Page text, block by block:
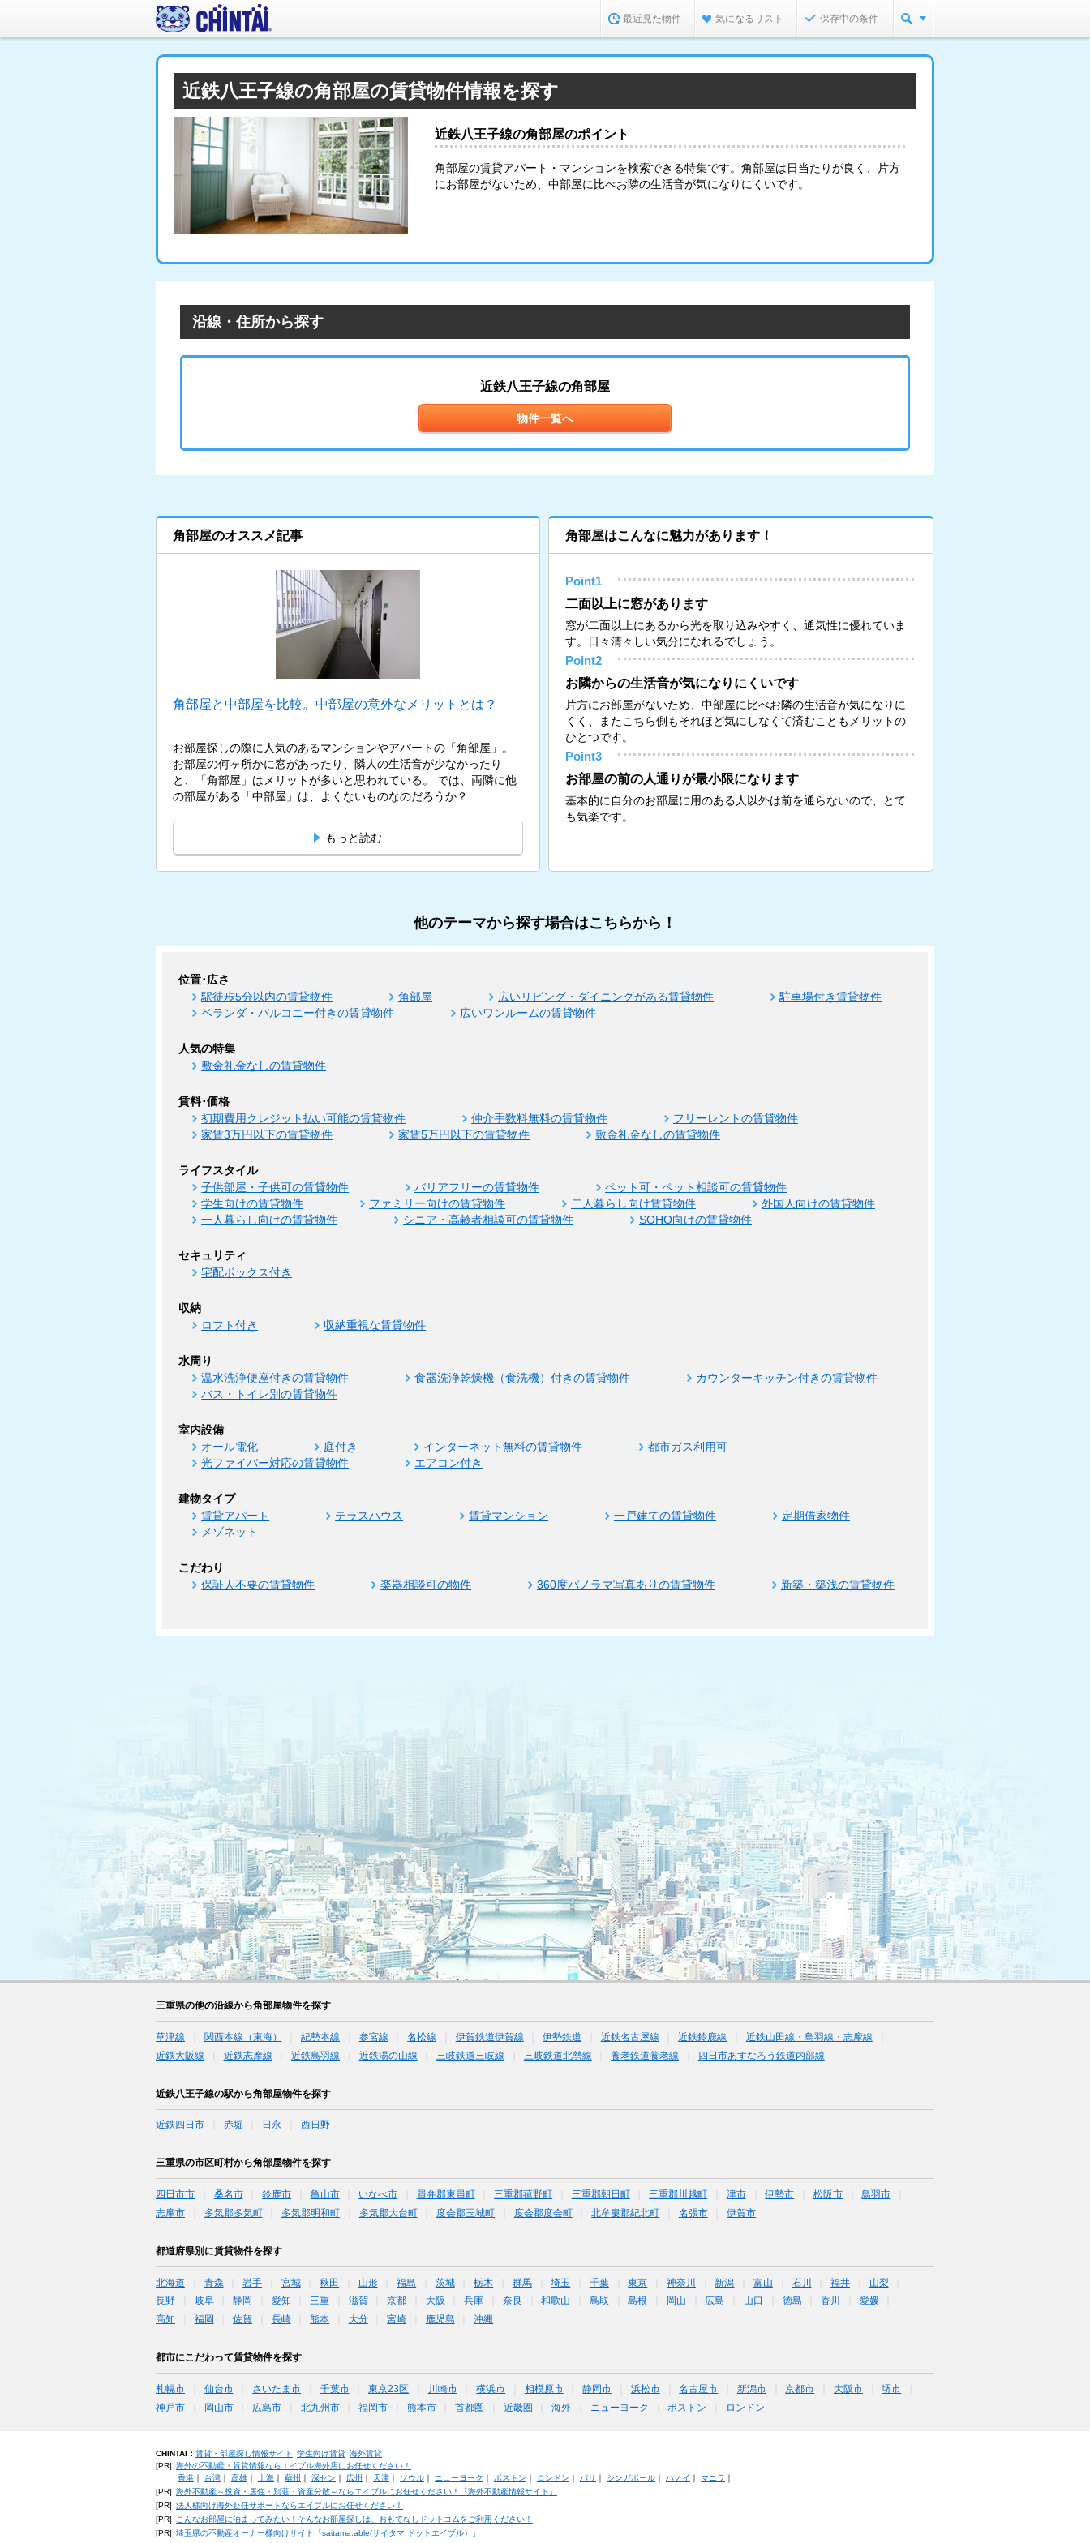
最近見た物件 気になるリスト 保存中の条件
近鉄八王子線の角部屋の賃貸物件情報を探す
近鉄八王子線の角部屋のポイント
角部屋の賃貸アパート・マンションを検索できる特集です。角部屋は日当たりが良く、片方
にお部屋がないため、中部屋に比べお隣の生活音が気になりにくいです。
沿線・住所から探す
近鉄八王子線の角部屋
物件一覧へ
角部屋のオススメ記事
角部屋と中部屋を比較。中部屋の意外なメリットとは？
お部屋探しの際に人気のあるマンションやアパートの「角部屋」。
お部屋の何ヶ所かに窓があったり、隣人の生活音が少なかったり
と、「角部屋」はメリットが多いと思われている。 では、両隣に他
の部屋がある「中部屋」は、よくないものなのだろうか？...
もっと読む
角部屋はこんなに魅力があります！
Point1
二面以上に窓があります
窓が二面以上にあるから光を取り込みやすく、通気性に優れていま
す。日々清々しい気分になれるでしょう。
Point2
お隣からの生活音が気になりにくいです
片方にお部屋がないため、中部屋に比べお隣の生活音が気になりに
くく、またこちら側もそれほど気にしなくて済むこともメリットの
ひとつです。
Point3
お部屋の前の人通りが最小限になります
基本的に自分のお部屋に用のある人以外は前を通らないので、とて
も気楽です。
他のテーマから探す場合はこちらから！
位置･広さ
駅徒歩5分以内の賃貸物件 角部屋 広いリビング・ダイニングがある賃貸物件
駐車場付き賃貸物件
ベランダ・バルコニー付きの賃貸物件
広いワンルームの賃貸物件
人気の特集
敷金礼金なしの賃貸物件
賃料･価格
初期費用クレジット払い可能の賃貸物件 仲介手数料無料の賃貸物件
フリーレントの賃貸物件
家賃3万円以下の賃貸物件
家賃5万円以下の賃貸物件 敷金礼金なしの賃貸物件
ライフスタイル
子供部屋・子供可の賃貸物件 バリアフリーの賃貸物件
ペット可・ペット相談可の賃貸物件
学生向けの賃貸物件
ファミリー向けの賃貸物件 二人暮らし向け賃貸物件
外国人向けの賃貸物件
一人暮らし向けの賃貸物件
シニア・高齢者相談可の賃貸物件 SOHO向けの賃貸物件
セキュリティ
宅配ボックス付き
収納
ロフト付き 収納重視な賃貸物件
水周り
温水洗浄便座付きの賃貸物件 食器洗浄乾燥機（食洗機）付きの賃貸物件
カウンターキッチン付きの賃貸物件
バス・トイレ別の賃貸物件
室内設備
オール電化 庭付き インターネット無料の賃貸物件
都市ガス利用可
光ファイバー対応の賃貸物件
エアコン付き
建物タイプ
賃貸アパート テラスハウス 賃貸マンション 一戸建ての賃貸物件
定期借家物件
メゾネット
こだわり
保証人不要の賃貸物件 楽器相談可の物件 360度パノラマ写真ありの賃貸物件 新築・築浅の賃貸物件
三重県の他の沿線から角部屋物件を探す
草津線 関西本線（東海） 紀勢本線 参宮線 名松線 伊賀鉄道伊賀線 伊勢鉄道 近鉄名古屋線 近鉄鈴鹿線
近鉄山田線・鳥羽線・志摩線
近鉄大阪線
近鉄志摩線 近鉄鳥羽線 近鉄湯の山線 三岐鉄道三岐線 三岐鉄道北勢線 養老鉄道養老線 四日市あすなろう鉄道内部線
近鉄八王子線の駅から角部屋物件を探す
近鉄四日市 赤堀 日永 西日野
三重県の市区町村から角部屋物件を探す
四日市市 桑名市 鈴鹿市 亀山市 いなべ市 員弁郡東員町 三重郡菰野町 三重郡朝日町 三重郡川越町 津市 伊勢市 松阪市
鳥羽市
志摩市
多気郡多気町 多気郡明和町 多気郡大台町 度会郡玉城町 度会郡度会町 北牟婁郡紀北町 名張市 伊賀市
都道府県別に賃貸物件を探す
北海道 青森 岩手 宮城 秋田 山形 福島 茨城 栃木 群馬 埼玉 千葉 東京 神奈川 新潟 富山 石川 福井
山梨
長野
岐阜 静岡 愛知 三重 滋賀 京都 大阪 兵庫 奈良 和歌山 鳥取 島根 岡山 広島 山口 徳島 香川
愛媛
高知
福岡 佐賀 長崎 熊本 大分 宮崎 鹿児島 沖縄
都市にこだわって賃貸物件を探す
札幌市 仙台市 さいたま市 千葉市 東京23区 川崎市 横浜市 相模原市 静岡市 浜松市 名古屋市 新潟市 京都市 大阪市
堺市
神戸市
岡山市 広島市 北九州市 福岡市 熊本市 首都圏 近畿圏 海外 ニューヨーク ボストン ロンドン
CHINTAI： 賃貸・部屋探し情報サイト 学生向け賃貸 海外賃貸
[PR] 海外の不動産・賃貸情報ならエイブル海外店にお任せください！
香港｜ 台湾｜ 高雄｜ 上海｜ 蘇州 ｜ 深セン ｜ 広州 ｜ 天津｜ ソウル｜ ニューヨーク ｜ ボストン ｜ ロンドン ｜ パリ ｜ シンガポール｜ ハノイ ｜ マニラ ｜
[PR] 海外不動産～投資・居住・別荘・資産分散～ならエイブルにお任せください！「海外不動産情報サイト」
[PR] 法人様向け海外赴任サポートならエイブルにお任せください！
[PR]
こんなお部屋に泊まってみたい！そんなお部屋探しは、おもてなしドットコムをご利用ください！
[PR] 埼玉県の不動産オーナー様向けサイト「saitama.able(サイタマ ドットエイブル）」